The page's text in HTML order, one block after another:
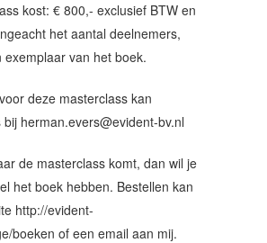
kost: € 800,- exclusief BTW en
het aantal deelnemers,
exemplaar van het boek.
deze masterclass kan
bij herman.evers@evident-bv.nl
de masterclass komt, dan wil je
het boek hebben. Bestellen kan
http://evident-
boeken of een email aan mij.